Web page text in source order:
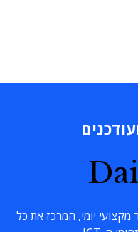
מקצועי יומי, המרכז את כל